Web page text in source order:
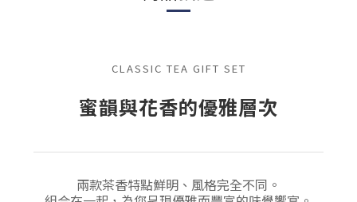
CLASSIC TEA GIFT SET
蜜韻與花香的優雅層次
兩款茶香特點鮮明、風格完全不同。